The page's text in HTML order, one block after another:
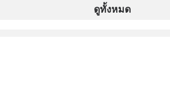
350 บาท รัฐบาลทำยังไงต่อ?
ดูทั้งหมด